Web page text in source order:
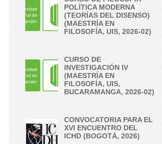
POLÍTICA MODERNA
(TEORÍAS DEL DISENSO)
(MAESTRÍA EN
FILOSOFÍA, UIS, 2026-02)
CURSO DE
INVESTIGACIÓN IV
(MAESTRÍA EN
FILOSOFÍA, UIS,
BUCARAMANGA, 2026-02)
CONVOCATORIA PARA EL
XVI ENCUENTRO DEL
ICHD (BOGOTÁ, 2026)